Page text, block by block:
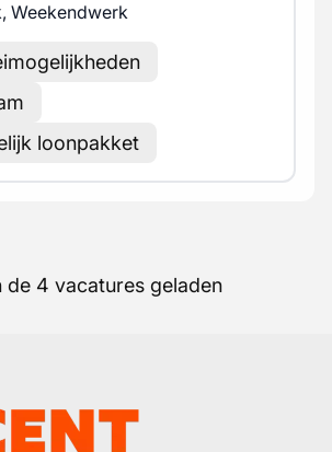
Weekendwerk
loonpakket
de 4 vacatures geladen